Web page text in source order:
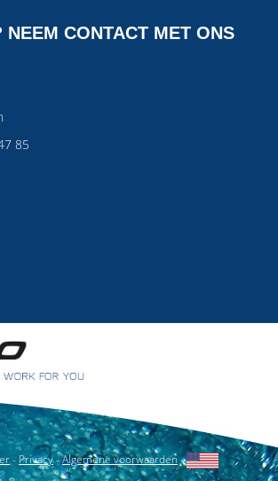
NEEM CONTACT MET ONS
85
- Privacy-Algemene voorwaarden-
English website